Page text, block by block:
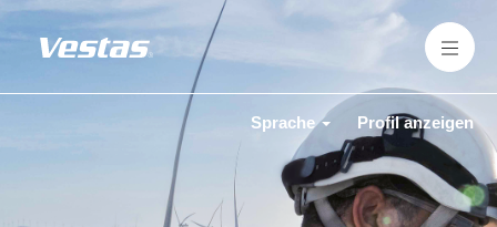
Sprache Profil anzeigen